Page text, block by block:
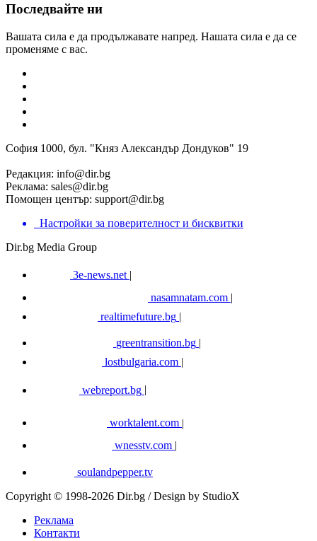
Последвайте ни
Вашата сила е да продължавате напред. Нашата сила е да се
променяме с вас.
София 1000, бул. "Княз Александър Дондуков" 19
Редакция: info@dir.bg
Реклама: sales@dir.bg
Помощен център: support@dir.bg
Настройки за поверителност и бисквитки
Dir.bg Media Group
3e-news.net |
nasamnatam.com |
realtimefuture.bg |
greentransition.bg |
lostbulgaria.com |
webreport.bg
worktalent.com |
wnesstv.com |
soulandpepper.tv
Copyright © 1998-2026 Dir.bg / Design by StudioX
Реклама
Контакти